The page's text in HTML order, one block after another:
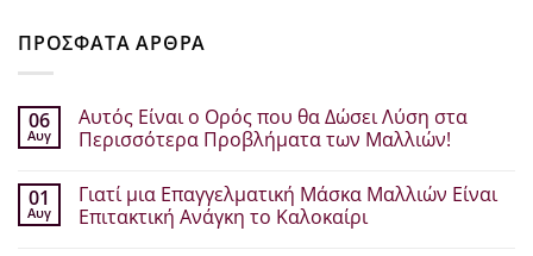
ΠΡΟΣΦΑΤΑ ΑΡΘΡΑ
06
Αυγ
Αυτός Είναι ο Ορός που θα Δώσει Λύση στα
Περισσότερα Προβλήματα των Μαλλιών!
σχόλια
στο
Αυτός
01
Αυγ
Γιατί μια Επαγγελματική Μάσκα Μαλλιών Είναι
Επιτακτική Ανάγκη το Καλοκαίρι